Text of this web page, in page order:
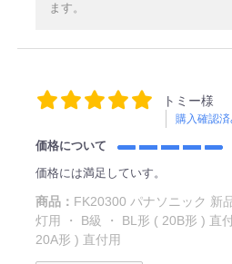
ます。
トミー様
購入確認
価格について
価格には満足していす。
商品： FK20300 パナソニック 新
灯用 ・ B級 ・ BL形 ( 20B形 ) 直
20A形 ) 直付用